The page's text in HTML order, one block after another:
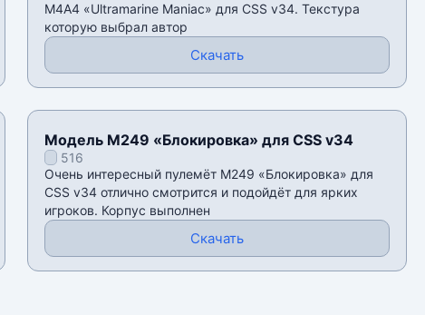
М4А4 «Ultramarine Maniac» для CSS v34. Текстура
которую выбрал автор
Скачать
Модель M249 «Блокировка» для CSS v34
516
Очень интересный пулемёт M249 «Блокировка» для
CSS v34 отлично смотрится и подойдёт для ярких
игроков. Корпус выполнен
Скачать